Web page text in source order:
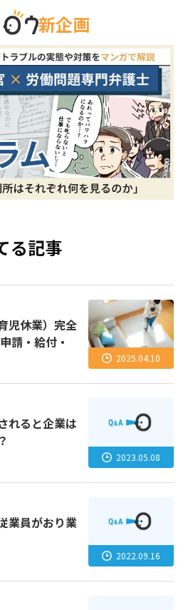
新企画
る記事
児休業）完全
請・給付・
2025.04.10
れると企業は
2023.05.08
業員がおり業
2022.09.16